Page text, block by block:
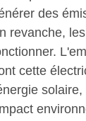
des
revanche, les
cette